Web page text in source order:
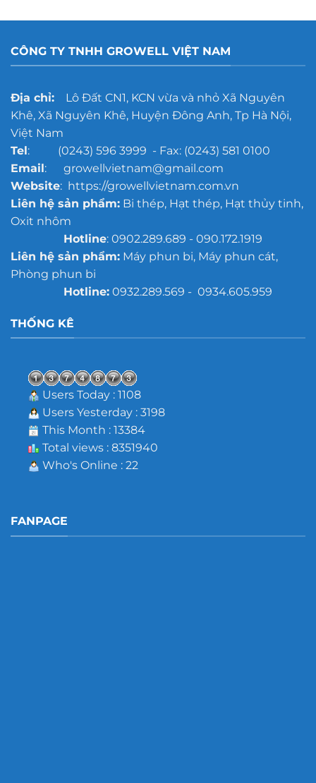
CÔNG TY TNHH GROWELL VIỆT NAM
Địa chỉ:Lô Đất CN1, KCN vừa và nhỏ Xã Nguyên
Khê, Xã Nguyên Khê, Huyện Đông Anh, Tp Hà Nội,
Việt Nam
Tel: (0243) 596 3999 - Fax: (0243) 581 0100
Email: growellvietnam@gmail.com
Website: https://growellvietnam.com.vn
Liên hệ sản phẩm:Bi thép, Hạt thép, Hạt thủy tinh,
Oxit nhôm
Hotline: 0902.289.689 - 090.172.1919
Liên hệ sản phẩm:Máy phun bi, Máy phun cát,
Phòng phun bi
Hotline:0932.289.569 - 0934.605.959
THỐNG KÊ
Users Today : 1108
Users Yesterday : 3198
This Month : 13384
Total views : 8351940
Who's Online : 22
FANPAGE